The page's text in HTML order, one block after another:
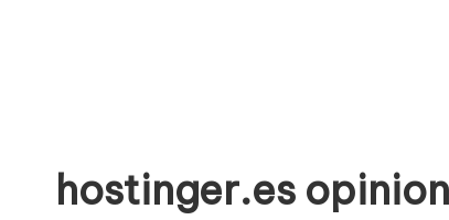
a
ri
hostinger.es